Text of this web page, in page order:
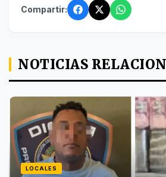
Compartir:
NOTICIAS
LOCALES